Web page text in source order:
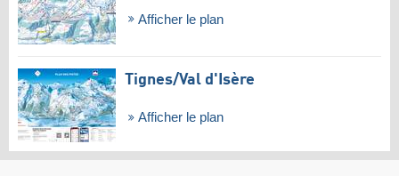
Afficher le plan
Tignes/​Val d'Isère
Afficher le plan